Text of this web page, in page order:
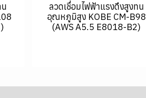
ลวดเชื่อมไฟฟ้าแรงดึงสูงทน
อุณหภูมิสูง KOBE CM-B98
(AWS A5.5 E8018-B2)